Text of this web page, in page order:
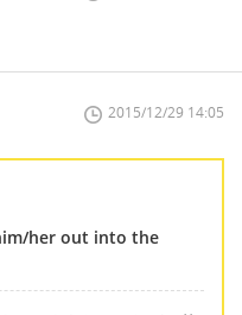
2015/12/29 14:05
her out into the